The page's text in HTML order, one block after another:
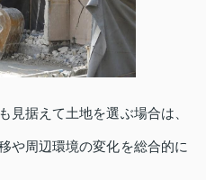
見据えて土地を選ぶ場合は、
や周辺環境の変化を総合的に